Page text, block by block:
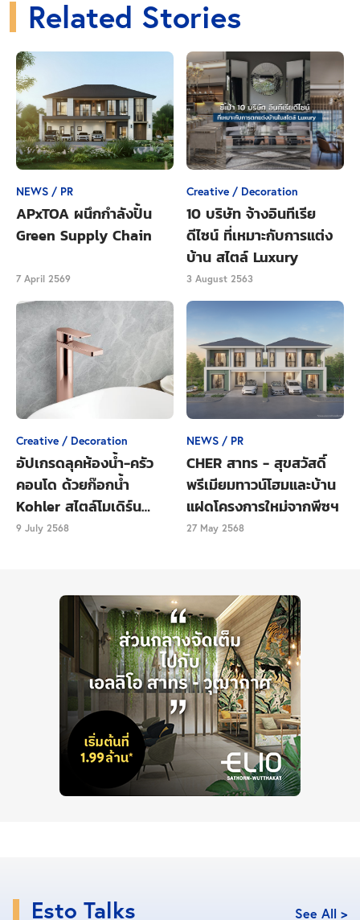
Close Ads
เพื่อตอบโจทย์ความต้องการของคู่ค้าและผู้บริโภค
นอกจากนี้คณะผู้บริหาร
บริษัท เอ็น แอล แอสเซ็ท จำกัด
ยังร่วมลงนามสัญญาซื้อโปรดักซ์พรีคาสท์ (Precast)และ
อีกหลากหลายผลิตภัณฑ์สำหรับใช้ในโครงการ ไทม์โฮม
โดยเตรียมเปิดตัวโครงการไทม์โฮม 62 (เฉลิมพระเกียรติ
ร.๙ ซอย 62) เป็นแห่งแรกโดยมีทีมงานวิศวกรของทั้ง 2
บริษัทร่วมเป็นสักขีพยาน
Related Stories
NEWS / PR
APxTOA ผนึกกำลังปั้น
Green Supply Chain
7 April 2569
Creative / Decoration
10 บริษัท จ้างอินทีเรีย
ดีไซน์ ที่เหมาะกับการแต่ง
บ้าน สไตล์ Luxury
3 August 2563
Creative / Decoration
อัปเกรดลุคห้องน้ำ-ครัว
คอนโด ด้วยก๊อกน้ำ
Kohler สไตล์โมเดิร์น
เรียบหรู
9 July 2568
NEWS / PR
CHER สาทร - สุขสวัสดิ์
พรีเมียมทาวน์โฮมและบ้าน
แฝดโครงการใหม่จากพีซฯ
27 May 2568
Esto Talks See All >